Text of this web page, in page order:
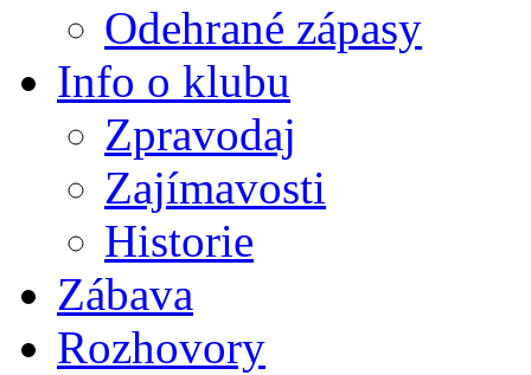
Odehrané zápasy
Info o klubu
Zpravodaj
Zajímavosti
Historie
Zábava
Rozhovory